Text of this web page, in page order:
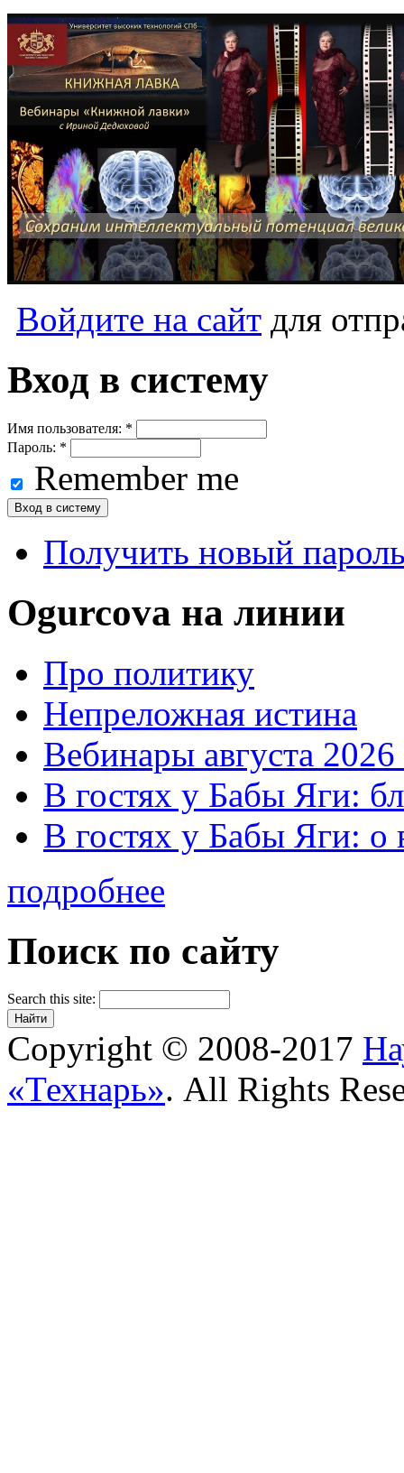
Войдите на сайт для
Вход в систему
Имя пользователя: *
Пароль: *
Remember me
Получить новый
Ogurcova на линии
Про политику
Непреложная истина
Вебинары августа 2026
В гостях у Бабы Яги:
В гостях у Бабы Яги:
подробнее
Поиск по сайту
Search this site:
Copyright © 2008-2017
«Технарь». All Rights